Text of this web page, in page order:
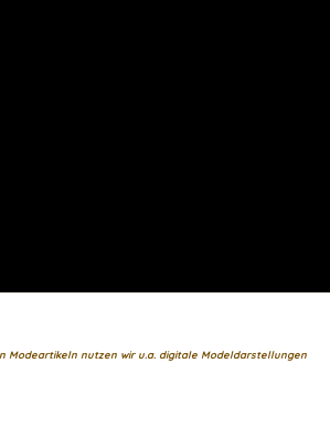
Modeartikeln nutzen wir u.a. digitale Modeldarstellungen